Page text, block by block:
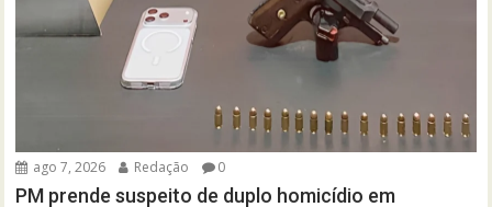
ago 7, 2026 Redação 0
PM prende suspeito de duplo homicídio em